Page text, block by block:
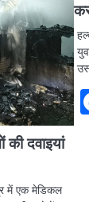
दवाइयां
में एक मेडिकल